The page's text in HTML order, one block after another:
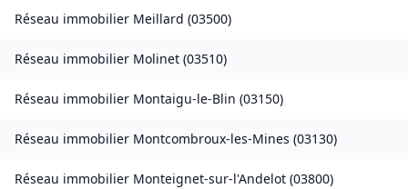
Réseau immobilier Meillard (03500)
Réseau immobilier Molinet (03510)
Réseau immobilier Montaigu-le-Blin (03150)
Réseau immobilier Montcombroux-les-Mines (03130)
Réseau immobilier Monteignet-sur-l'Andelot (03800)